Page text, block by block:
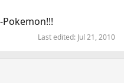
Last edited: Jul 21, 2010